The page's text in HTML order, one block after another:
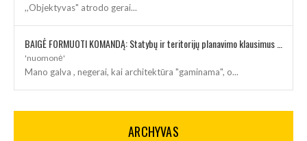
,,Objektyvas" atrodo gerai...
'nuomonė'
Mano galva , negerai, kai architektūra "gaminama", o...
ARCHYVAS